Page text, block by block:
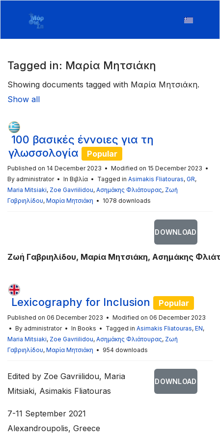
Tagged in: Μαρία Μητσιάκη
Showing documents tagged with Μαρία Μητσιάκη.
Show all
100 βασικές έννοιες για τη
γλωσσολογία
Popular
Published on 14 December 2023
Modified on 15 December 2023
By administrator In Βιβλία Tagged in Asimakis Fliatouras, GR,
Maria Mitsiaki, Zoe Gavriilidou, Ασημάκης Φλιάτουρας, Ζωή
Γαβριηλίδου, Μαρία Μητσιάκη 1078 downloads
DOWNLOAD
Ζωή Γαβριηλίδου, Μαρία Μητσιάκη, Ασημάκης Φλιά
Lexicography for Inclusion Popular
Published on 06 December 2023
Modified on 06 December 2023
By administrator In Books Tagged in Asimakis Fliatouras, EN,
Maria Mitsiaki, Zoe Gavriilidou, Ασημάκης Φλιάτουρας, Ζωή
Γαβριηλίδου, Μαρία Μητσιάκη 954 downloads
DOWNLOAD
Edited by Zoe Gavriilidou, Maria
Mitsiaki, Asimakis Fliatouras
7-11 September 2021
Alexandroupolis, Greece